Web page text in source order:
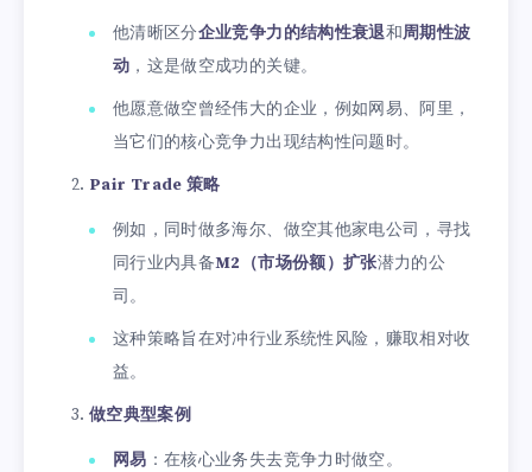
他清晰区分企业竞争力的结构性衰退和周期性波
动 ，这是做空成功的关键。
他愿意做空曾经伟大的企业，例如网易、阿里，
当它们的核心竞争力出现结构性问题时。
Pair Trade 策略
例如，同时做多海尔、做空其他家电公司，寻找
同行业内具备M2（市场份额）扩张潜力的公
司。
这种策略旨在对冲行业系统性风险，赚取相对收
益。
做空典型案例
网易 ：在核心业务失去竞争力时做空。